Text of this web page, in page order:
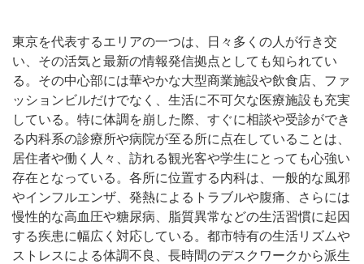
東京を代表するエリアの一つは、日々多くの人が行き交
い、その活気と最新の情報発信拠点としても知られてい
る。 その中心部には華やかな大型商業施設や飲食店、ファ
ッションビルだけでなく、生活に不可欠な医療施設も充実
している。特に体調を崩した際、すぐに相談や受診ができ
る内科系の診療所や病院が至る所に点在していることは、
居住者や働く人々、訪れる観光客や学生にとっても心強い
存在となっている。各所に位置する内科は、一般的な風邪
やインフルエンザ、発熱によるトラブルや腹痛、さらには
慢性的な高血圧や糖尿病、脂質異常などの生活習慣に起因
する疾患に幅広く対応している。都市特有の生活リズムや
ストレスによる体調不良、長時間のデスクワークから派生